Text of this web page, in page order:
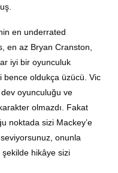
en underrated
en az Bryan Cranston,
iyi bir oyunculuk
bence oldukça üzücü. Vic
oyunculuğu ve
olmazdı. Fakat
noktada sizi Mackey’e
onunla
hikâye sizi